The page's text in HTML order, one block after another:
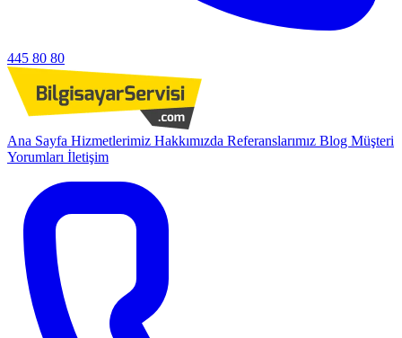
445 80 80
Ana Sayfa Hizmetlerimiz Hakkımızda Referanslarımız Blog Müşteri
Yorumları İletişim